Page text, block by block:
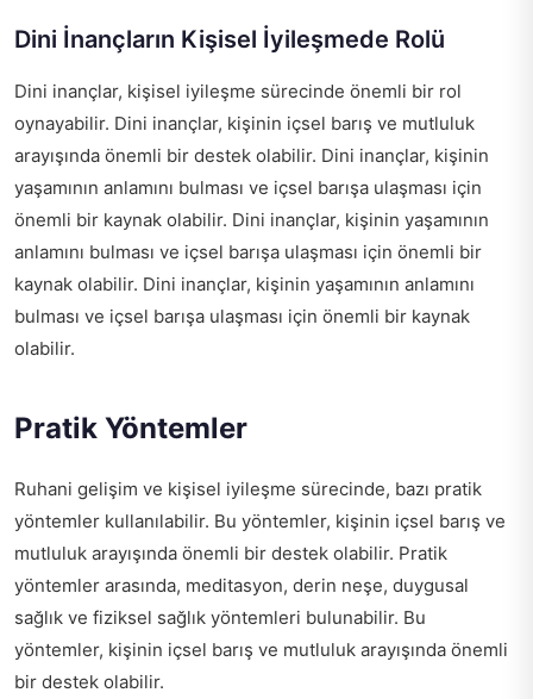
Dini İnançların Kişisel İyileşmede Rolü
Dini inançlar, kişisel iyileşme sürecinde önemli bir rol
oynayabilir. Dini inançlar, kişinin içsel barış ve mutluluk
arayışında önemli bir destek olabilir. Dini inançlar, kişinin
yaşamının anlamını bulması ve içsel barışa ulaşması için
önemli bir kaynak olabilir. Dini inançlar, kişinin yaşamının
anlamını bulması ve içsel barışa ulaşması için önemli bir
kaynak olabilir. Dini inançlar, kişinin yaşamının anlamını
bulması ve içsel barışa ulaşması için önemli bir kaynak
olabilir.
Pratik Yöntemler
Ruhani gelişim ve kişisel iyileşme sürecinde, bazı pratik
yöntemler kullanılabilir. Bu yöntemler, kişinin içsel barış ve
mutluluk arayışında önemli bir destek olabilir. Pratik
yöntemler arasında, meditasyon, derin neşe, duygusal
sağlık ve fiziksel sağlık yöntemleri bulunabilir. Bu
yöntemler, kişinin içsel barış ve mutluluk arayışında önemli
bir destek olabilir.